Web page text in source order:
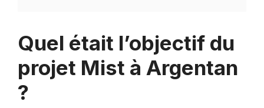
Quel était l’objectif du
projet Mist à Argentan
?